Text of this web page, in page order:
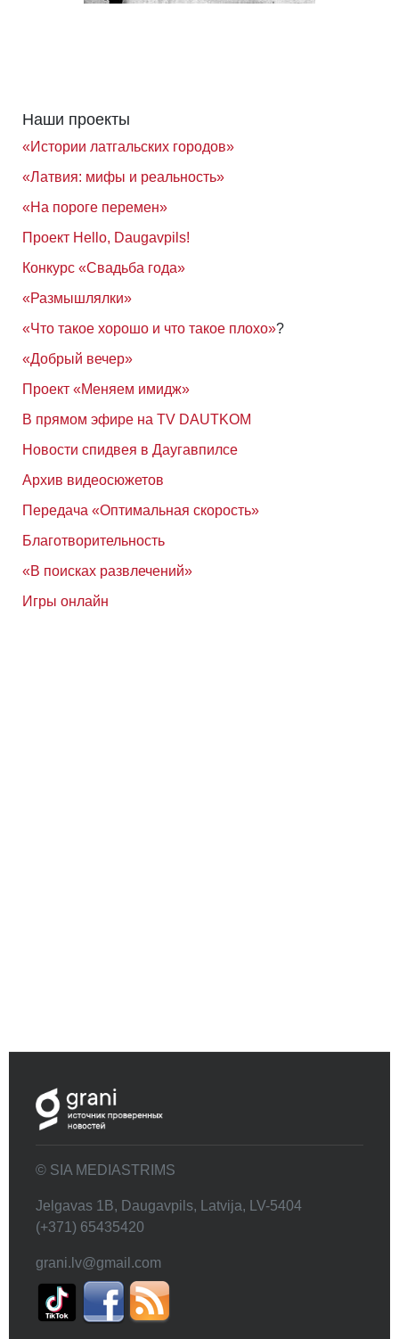
Наши проекты
«Истории латгальских городов»
«Латвия: мифы и реальность»
«На пороге перемен»
Проект Hello, Daugavpils!
Конкурс «Свадьба года»
«Размышлялки»
«Что такое хорошо и что такое плохо»?
«Добрый вечер»
Проект «Меняем имидж»
В прямом эфире на TV DAUTKOM
Новости спидвея в Даугавпилсе
Архив видеосюжетов
Передача «Оптимальная скорость»
Благотворительность
«В поисках развлечений»
Игры онлайн
© SIA MEDIASTRIMS
Jelgavas 1B, Daugavpils, Latvija, LV-5404
(+371) 65435420
grani.lv@gmail.com